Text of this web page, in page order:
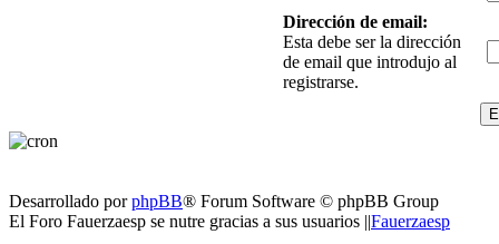
Dirección de email:
Esta debe ser la dirección
de email que introdujo al
registrarse.
Desarrollado porphpBB® Forum Software © phpBB Group
El Foro Fauerzaesp se nutre gracias a sus usuarios ||Fauerzaesp